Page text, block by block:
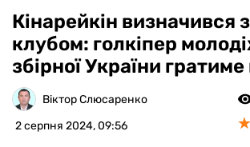
АНАЛІТИКА
ІНТЕРВ'Ю
РІЗНЕ
БУКМЕКЕРИ
Кінарейкін визначився
клубом: голкіпер
збірної України
Віктор Слюсаренко
2 серпня 2024, 09:56
★
★